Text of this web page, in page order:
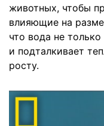
животных, чтобы
влияющие на
что вода не
и подталкивает
росту.